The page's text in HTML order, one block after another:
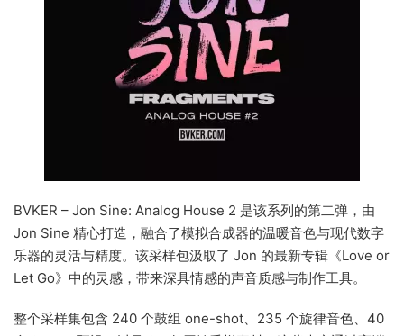
BVKER – Jon Sine: Analog House 2 是该系列的第二弹，由
Jon Sine 精心打造，融合了模拟合成器的温暖音色与现代数字
乐器的灵活与精度。该采样包汲取了 Jon 的最新专辑《Love or
Let Go》中的灵感，带来深具情感的声音质感与制作工具。
整个采样集包含 240 个鼓组 one-shot、235 个旋律音色、40